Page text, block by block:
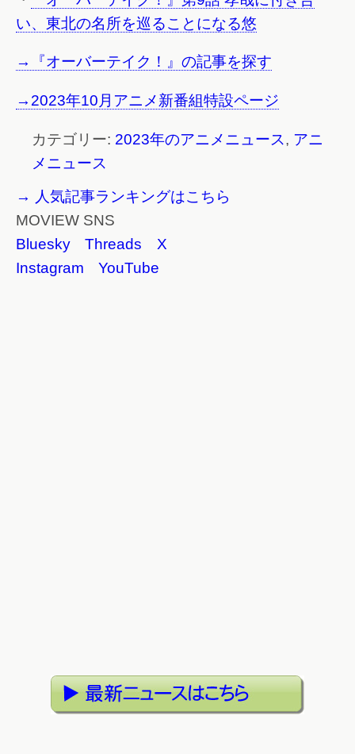
い、東北の名所を巡ることになる悠
→『オーバーテイク！』の記事を探す
→2023年10月アニメ新番組特設ページ
カテゴリー: 2023年のアニメニュース, アニ
メニュース
→ 人気記事ランキングはこちら
MOVIEW SNS
Bluesky
Threads
X
Instagram
YouTube